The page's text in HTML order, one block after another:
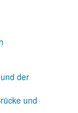
der
und